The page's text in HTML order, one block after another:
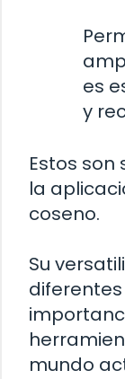
es
y
Estos
la
coseno.
Su
mundo